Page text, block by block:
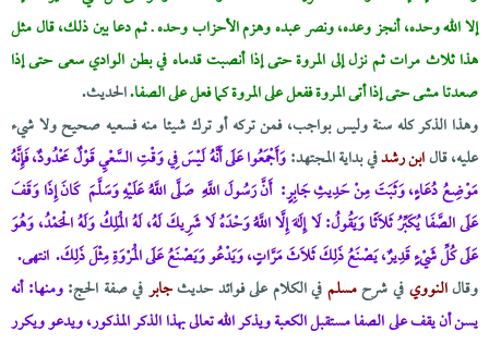
إلا الله وحده، أنجز وعده، ونصر عبده وهزم الأحزاب وحده ـ ثم دعا بين ذلك، قال مثل
هذا ثلاث مرات ثم نزل إلى المروة حتى إذا أنصبت قدماه في بطن الوادي سعى حتى إذا
صعدتا مشى حتى إذا أتى المروة ففعل على المروة كما فعل على الصفا.الحديث.
وهذا الذكر كله سنة وليس بواجب، فمن تركه أو ترك شيئا منه فسعيه صحيح ولا شيء
عليه، قالابن رشدفي بداية المجتهد:وَأَجْمَعُوا عَلَى أَنَّهُ لَيْسَ فِي وَقْتِ السَّعْيِ قَوْلٌ مَحْدُودٌ، فَإِنَّهُ
مَوْضِعُ دُعَاءٍ، وَثَبَتَ مِنْ حَدِيثِ جَابِرٍ: أَنَّ رَسُولَ اللَّهِ صَلَّى اللَّهُ عَلَيْهِ وَسَلَّمَ كَانَ إِذَا وَقَفَ
عَلَى الصَّفَا يُكَبِّرُ ثَلَاثًا وَيَقُولُ: لَا إِلَهَ إِلَّا اللَّهُ وَحْدَهُ لَا شَرِيكَ لَهُ، لَهُ الْمَلِكُ وَلَهُ الْحَمْدُ، وَهُوَ
عَلَى كُلِّ شَيْءٍ قَدِيرٌ، يَصْنَعُ ذَلِكَ ثَلَاثَ مَرَّاتٍ، وَيَدْعُو وَيَصْنَعُ عَلَى الْمَرْوَةِ مِثْلَ ذَلِكَ. انتهى.
وقالالنوويفي شرحمسلمفي الكلام على فوائد حديثجابرفي صفة الحج:ومنها: أنه
يسن أن يقف على الصفا مستقبل الكعبة ويذكر الله تعالى بهذا الذكر المذكور، ويدعو ويكرر